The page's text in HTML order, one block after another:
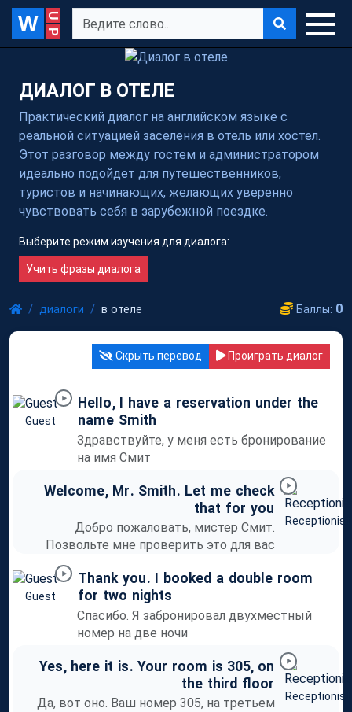
W
ДИАЛОГ В ОТЕЛЕ
Практический диалог на английском языке с
реальной ситуацией заселения в отель или хостел.
Этот разговор между гостем и администратором
идеально подойдет для путешественников,
туристов и начинающих, желающих уверенно
чувствовать себя в зарубежной поездке.
Выберите режим изучения для диалога:
Учить фразы диалога
диалоги в отеле Баллы: 0
Скрыть перевод Проиграть диалог
Guest
Hello, have a reservation under the
name Smith
Здравствуйте, у меня есть бронирование
на имя Смит
Receptionist
Welcome, Mr. Smith. Let me check
that for you
Добро пожаловать, мистер Смит.
Позвольте мне проверить это для вас
Guest
Thank you. booked a double room
for two nights
Спасибо. Я забронировал двухместный
номер на две ночи
Receptionist
Yes, here it is. Your room is 305, on
the third floor
Да, вот оно. Ваш номер 305, на третьем